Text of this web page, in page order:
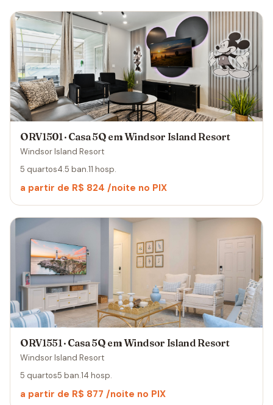
ORV1501 · Casa 5Q em Windsor Island Resort
Windsor Island Resort
5 quartos4.5 ban.11 hosp.
a partir de R$ 824 /noite no PIX
ORV1551 · Casa 5Q em Windsor Island Resort
Windsor Island Resort
5 quartos5 ban.14 hosp.
a partir de R$ 877 /noite no PIX